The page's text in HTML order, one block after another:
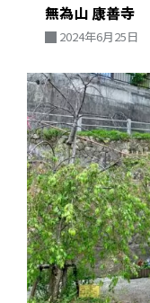
無為山 康善寺
2024年6月25日